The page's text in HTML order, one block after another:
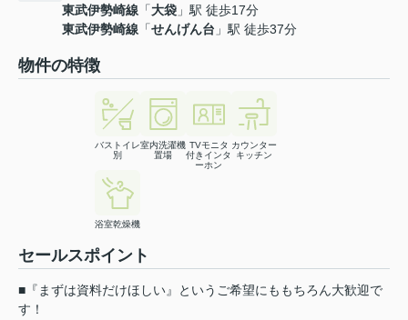
東武伊勢崎線 「大袋 」駅 徒歩17分
東武伊勢崎線 「せんげん台 」駅 徒歩37分
物件の特徴
バストイレ
別
室内洗濯機
置場
TVモニタ
付きインタ
ーホン
カウンター
キッチン
浴室乾燥機
セールスポイント
■『まずは資料だけほしい』というご希望にももちろん大歓迎で
す！